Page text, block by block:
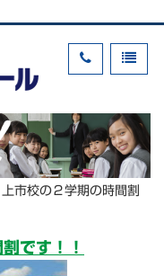
上市校の２学期の時間割
です！！